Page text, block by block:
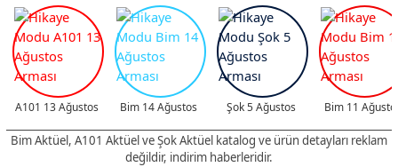
A101 13 Ağustos Bim 14 Ağustos Şok 5 Ağustos Bim 11
Bim Aktüel, A101 Aktüel ve Şok Aktüel katalog ve ürün detayları reklam
değildir, indirim haberleridir.